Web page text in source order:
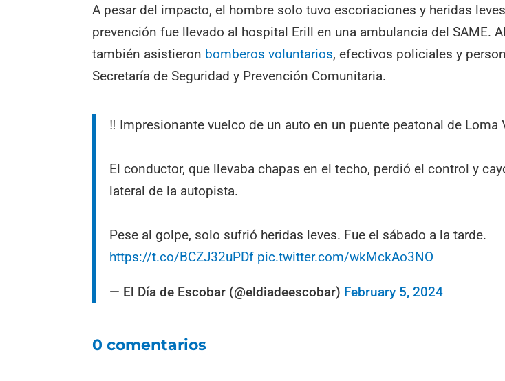
A pesar del impacto, el hombre solo tuvo escoriaciones y heridas
prevención fue llevado al hospital Erill en una ambulancia del SAME.
también asistieron bomberos voluntarios, efectivos policiales y
Secretaría de Seguridad y Prevención Comunitaria.
‼️ Impresionante vuelco de un auto en un puente peatonal de Loma
El conductor, que llevaba chapas en el techo, perdió el control y
lateral de la autopista.
Pese al golpe, solo sufrió heridas leves. Fue el sábado a la tarde.
https://t.co/BCZJ32uPDf pic.twitter.com/wkMckAo3NO
— El Día de Escobar (@eldiadeescobar) February 5, 2024
0 comentarios